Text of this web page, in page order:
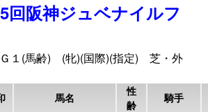
回阪神ジュベナイルフ
Ｇ１(馬齢) (牝)(国際)(指定) 芝・外
馬名
性
齢
騎手